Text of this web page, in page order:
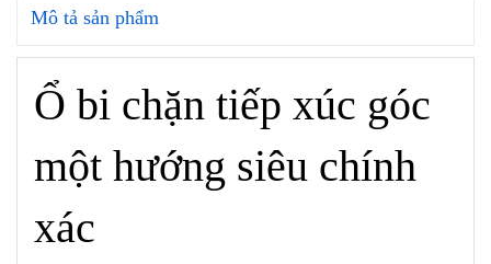
Mô tả sản phẩm
Ổ bi chặn tiếp xúc góc
một hướng siêu chính
xác